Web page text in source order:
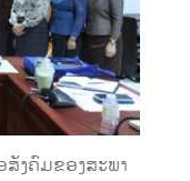
ງຄົມຂອງສະພາ